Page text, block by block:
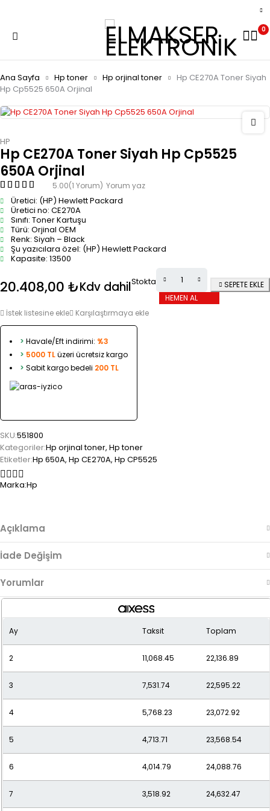
0
Ana Sayfa Hp toner Hp orjinal toner
Hp CE270A Toner Siyah
Hp Cp5525 650A Orjinal
HP
Hp CE270A Toner Siyah Hp Cp5525
650A Orjinal
5.00(1 Yorum) Yorum yaz
Üretici: (HP) Hewlett Packard
Üretici no: CE270A
Sınıfı: Toner Kartuşu
Türü: Orjinal OEM
Renk: Siyah – Black
Şu yazıcılara özel: (HP) Hewlett Packard
Kapasite: 13500
20.408,00 ₺Kdv dahilStokta
SEPETE EKLE
HEMEN AL
İstek listesine ekle
Karşılaştırmaya ekle
> Havale/Eft indirimi: %3
> 5000 TLüzeri ücretsiz kargo
> Sabit kargo bedeli 200 TL
SKU:551800
Kategoriler:Hp orjinal toner, Hp toner
Etiketler:Hp 650A, Hp CE270A, Hp CP5525
Marka:Hp
Açıklama
İade Değişim
Yorumlar
Ay Taksit Toplam
2 11,068.45 22,136.89
3 7,531.74 22,595.22
4 5,768.23 23,072.92
5 4,713.71 23,568.54
6 4,014.79 24,088.76
7 3,518.92 24,632.47